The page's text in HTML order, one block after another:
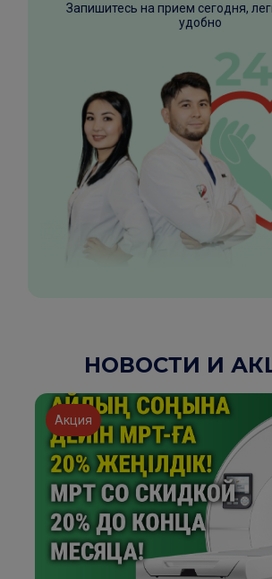
Запишитесь на прием сегодня,
удобно
НОВОСТИ И
Акция